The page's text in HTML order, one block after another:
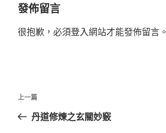
發佈留言
很抱歉，必須登入網站才能發佈留言。
文
導
上
一
上一篇
丹道修煉之玄關妙竅